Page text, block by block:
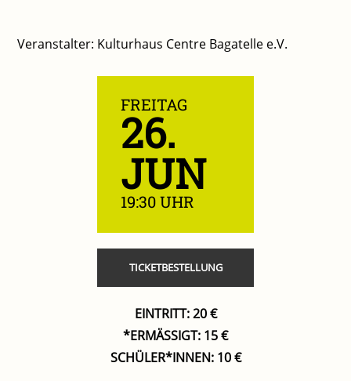
Veranstalter: Kulturhaus Centre Bagatelle e.V.
FREITAG
26.
JUN
19:30 UHR
TICKETBESTELLUNG
EINTRITT: 20 €
*ERMÄSSIGT: 15 €
SCHÜLER*INNEN: 10 €